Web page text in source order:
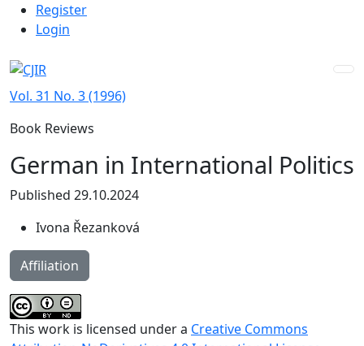
Skip to main navigation menu
Skip to main content
Skip to site footer
Admin menu
Register
Login
Vol. 31 No. 3 (1996)
Book Reviews
German in International Politics
Published 29.10.2024
Ivona Řezanková
Affiliation
This work is licensed under a Creative Commons